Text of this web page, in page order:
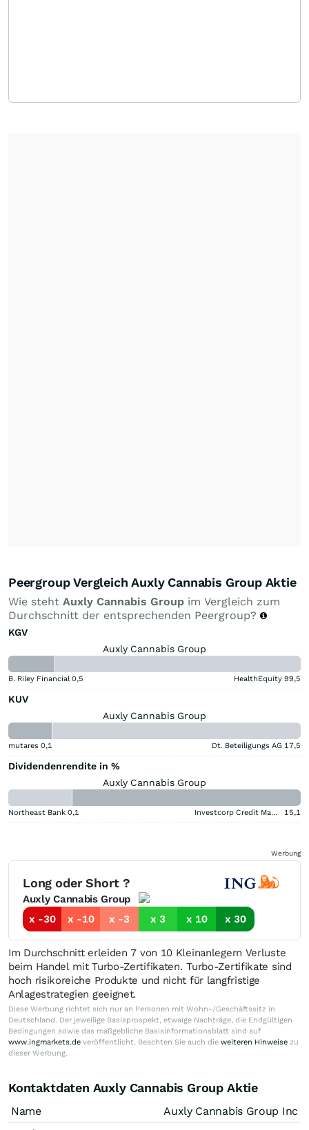
Peergroup Vergleich Auxly Cannabis Group Aktie
Wie steht Auxly Cannabis Group im Vergleich zum
Durchschnitt der entsprechenden Peergroup?
KGV
Auxly Cannabis Group
B. Riley Financial 0,5 HealthEquity 99,5
KUV
Auxly Cannabis Group
mutares 0,1 Dt. Beteiligungs AG 17,5
Dividendenrendite in %
Auxly Cannabis Group
Northeast Bank 0,1 Investcorp Credit Management BDC 15,1
Werbung
Long oder Short ?
Auxly Cannabis Group
x -30
x -10 x -3 x 3 x 10 x 30
Im Durchschnitt erleiden 7 von 10 Kleinanlegern Verluste
beim Handel mit Turbo-Zertifikaten. Turbo-Zertifikate sind
hoch risikoreiche Produkte und nicht für langfristige
Anlagestrategien geeignet.
Diese Werbung richtet sich nur an Personen mit Wohn-/Geschäftssitz in
Deutschland. Der jeweilige Basisprospekt, etwaige Nachträge, die Endgültigen
Bedingungen sowie das maßgebliche Basisinformationsblatt sind auf
www.ingmarkets.de veröffentlicht. Beachten Sie auch die weiteren Hinweise zu
dieser Werbung.
Kontaktdaten Auxly Cannabis Group Aktie
Name
Auxly Cannabis Group Inc